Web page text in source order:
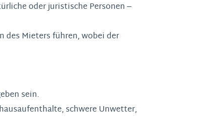
oder juristische Personen –
des Mieters führen, wobei der
sein.
schwere Unwetter,